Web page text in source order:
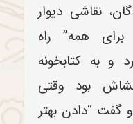
نقاشی دیوار
همه” راه
کرد و به کتابخونه
بود وقتی
گفت “دادن بهتر